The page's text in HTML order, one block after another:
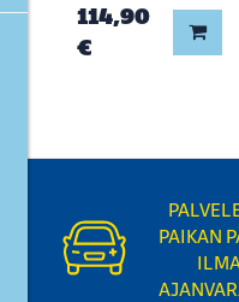
114,90
€
PAIKAN